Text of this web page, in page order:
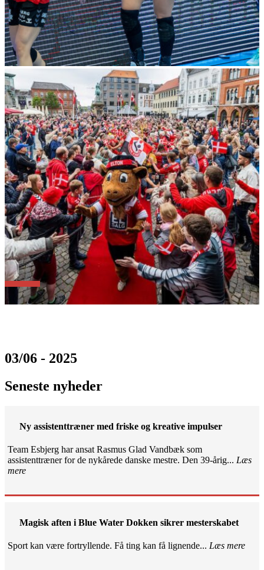
03/06 - 2025
Seneste nyheder
Ny assistenttræner med friske og kreative impulser
Team Esbjerg har ansat Rasmus Glad Vandbæk som
assistenttræner for de nykårede danske mestre. Den 39-årig... Læs
mere
Magisk aften i Blue Water Dokken sikrer mesterskabet
Sport kan være fortryllende. Få ting kan få lignende... Læs mere